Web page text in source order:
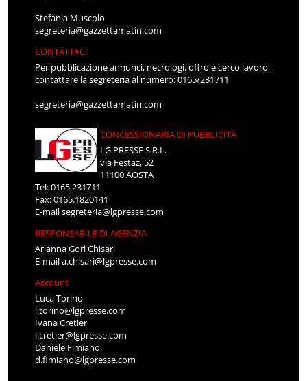
Stefania Muscolo
segreteria@gazzettamatin.com
CONTATTACI
Per pubblicazione annunci, necrologi, offro e cerco lavoro,
contattare la segreteria al numero: 0165/231711
segreteria@gazzettamatin.com
CONCESSIONARIA DI PUBBLICITÀ
LG PRESSE S.R.L.
via Festaz, 52
11100 AOSTA
Tel: 0165.231711
Fax: 0165.1820141
E-mailsegreteria@lgpresse.com
RESPONSABILE DI AGENZIA
Arianna Gori Chisari
E-maila.chisari@lgpresse.com
Account
Luca Torino
l.torino@lgpresse.com
Ivana Cretier
i.cretier@lgpresse.com
Daniele Fimiano
d.fimiano@lgpresse.com